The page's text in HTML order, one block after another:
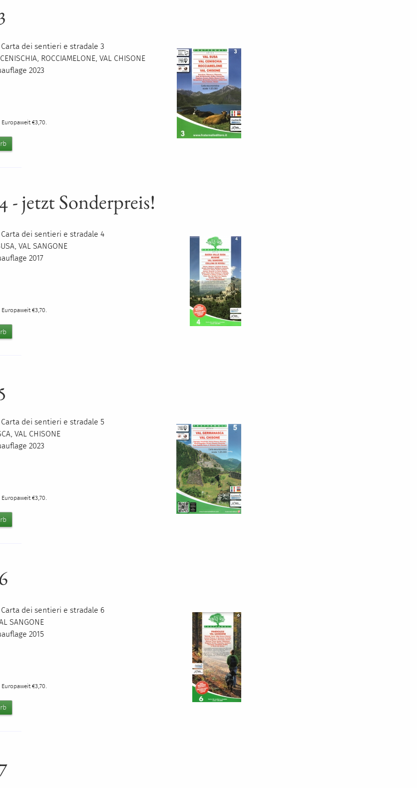
dei sentieri e stradale 3
CENISCHIA ROCCIAMELONE VAL CHISONE
2023
€3,70.
- jetzt Sonderpreis!
dei sentieri e stradale 4
, VAL SANGONE
2017
€3,70.
dei sentieri e stradale 5
, VAL CHISONE
2023
€3,70.
dei sentieri e stradale 6
SANGONE
2015
€3,70.